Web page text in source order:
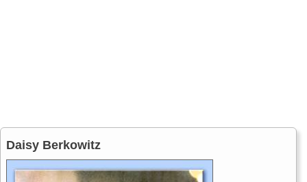
Daisy Berkowitz